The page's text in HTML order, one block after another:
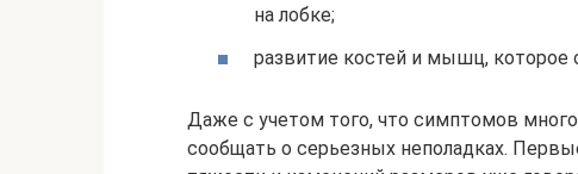
на лобке;
развитие костей и мышц, которое
Даже с учетом того, что симптомов
сообщать о серьезных неполадках.